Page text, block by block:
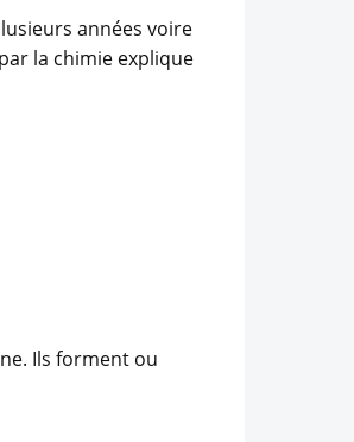
années voire
la chimie explique
Ils forment ou